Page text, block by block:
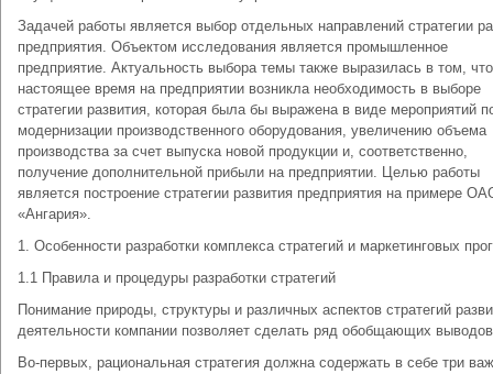
Задачей работы является выбор отдельных направлений стратегии
предприятия. Объектом исследования является промышленное
предприятие. Актуальность выбора темы также выразилась в том,
настоящее время на предприятии возникла необходимость в выборе
стратегии развития, которая была бы выражена в виде мероприятий
модернизации производственного оборудования, увеличению объема
производства за счет выпуска новой продукции и, соответственно,
получение дополнительной прибыли на предприятии. Целью работы
является построение стратегии развития предприятия на примере
«Ангария».
1. Особенности разработки комплекса стратегий и маркетинговых
1.1 Правила и процедуры разработки стратегий
Понимание природы, структуры и различных аспектов стратегий
деятельности компании позволяет сделать ряд обобщающих
Во-первых, рациональная стратегия должна содержать в себе три